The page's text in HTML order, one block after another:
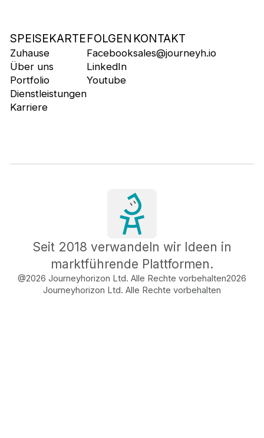
SPEISEKARTE
Zuhause
Über uns
Portfolio
Dienstleistungen
Karriere
FOLGEN
Facebook
LinkedIn
Youtube
KONTAKT
sales@journeyh.io
Seit 2018 verwandeln wir Ideen in
marktführende Plattformen.
@2026 Journeyhorizon Ltd. Alle Rechte vorbehalten2026
Journeyhorizon Ltd. Alle Rechte vorbehalten